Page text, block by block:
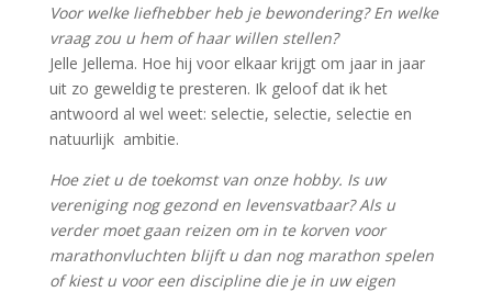
Voor welke liefhebber heb je bewondering? En welke
vraag zou u hem of haar willen stellen?
Jelle Jellema. Hoe hij voor elkaar krijgt om jaar in jaar
uit zo geweldig te presteren. Ik geloof dat ik het
antwoord al wel weet: selectie, selectie, selectie en
natuurlijk ambitie.
Hoe ziet u de toekomst van onze hobby. Is uw
vereniging nog gezond en levensvatbaar? Als u
verder moet gaan reizen om in te korven voor
marathonvluchten blijft u dan nog marathon spelen
of kiest u voor een discipline die je in uw eigen